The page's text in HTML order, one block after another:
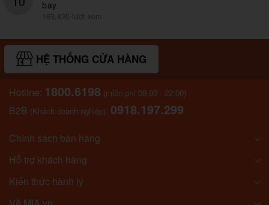
bay
163,435 lượt xem
HỆ THỐNG CỬA HÀNG
Hotline: 1800.6198 (miễn phí 09:00 - 22:00)
B2B (Khách doanh nghiệp): 0918.197.299
Chính sách bán hàng
Hỗ trợ khách hàng
Kiến thức hành lý